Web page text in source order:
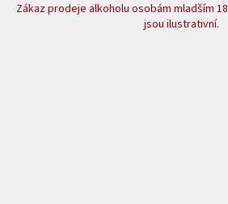
Zákaz prodeje alkoholu osobám mladším
jsou ilustrativní.